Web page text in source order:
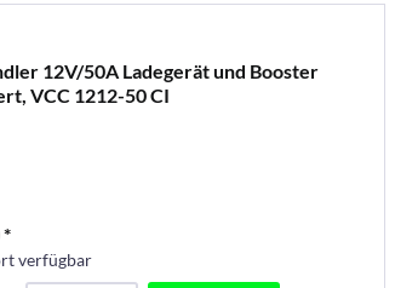
12V/50A Ladegerät und Booster
VCC 1212-50 CI
verfügbar